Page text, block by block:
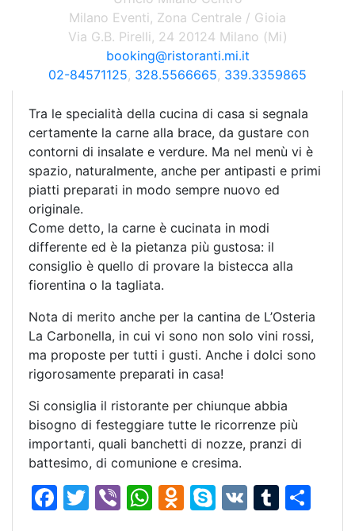
bianco impreziosite da archi in legno. L’Osteria
La Carbonella è aperto in tutti i mesi dell’anno,
anche in agosto; con un ambiente
completamente climatizzato si configura come il
posto ideale per tutti i periodi dell’anno.
Tra le specialità della cucina di casa si segnala
certamente la carne alla brace, da gustare con
contorni di insalate e verdure. Ma nel menù vi è
spazio, naturalmente, anche per antipasti e primi
piatti preparati in modo sempre nuovo ed
originale.
Come detto, la carne è cucinata in modi
differente ed è la pietanza più gustosa: il
consiglio è quello di provare la bistecca alla
fiorentina o la tagliata.
Nota di merito anche per la cantina de L’Osteria
La Carbonella, in cui vi sono non solo vini rossi,
ma proposte per tutti i gusti. Anche i dolci sono
rigorosamente preparati in casa!
Si consiglia il ristorante per chiunque abbia
bisogno di festeggiare tutte le ricorrenze più
importanti, quali banchetti di nozze, pranzi di
battesimo, di comunione e cresima.
F
T
Vi W O
S
V
T
Milano Eventi, Zona Centrale / Gioia
Via G.B. Pirelli, 24 20124 Milano (Mi)
booking@ristoranti.mi.it
02-84571125, 328.5566665, 339.3359865